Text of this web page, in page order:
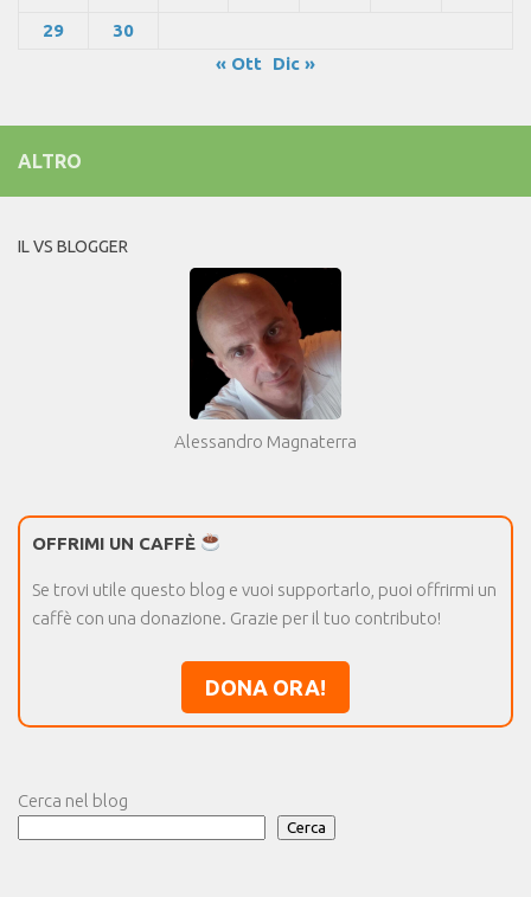
29
30
« Ott
Dic »
ALTRO
IL VS BLOGGER
Alessandro Magnaterra
OFFRIMI UN CAFFÈ
Se trovi utile questo blog e vuoi supportarlo, puoi offrirmi un
caffè con una donazione. Grazie per il tuo contributo!
DONA ORA!
Cerca nel blog
Cerca